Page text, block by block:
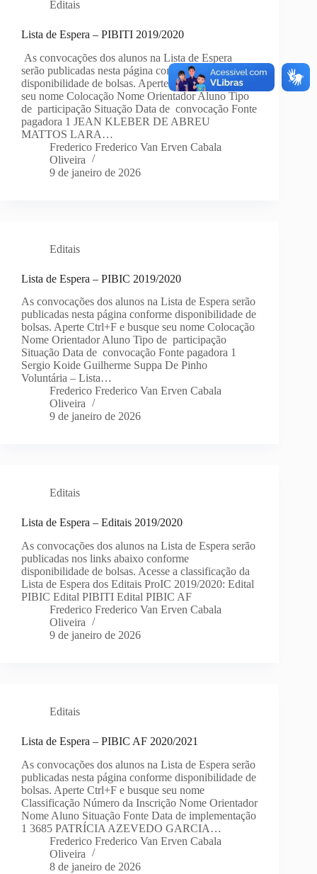
Editais
Lista de Espera – PIBITI 2019/2020
As convocações dos alunos na Lista de Espera
serão publicadas nesta página conforme
disponibilidade de bolsas. Aperte Ctrl+F e busque
seu nome Colocação Nome Orientador Aluno Tipo
de participação Situação Data de convocação Fonte
pagadora 1 JEAN KLEBER DE ABREU
MATTOS LARA…
Frederico Frederico Van Erven Cabala
Oliveira
9 de janeiro de 2026
Editais
Lista de Espera – PIBIC 2019/2020
As convocações dos alunos na Lista de Espera serão
publicadas nesta página conforme disponibilidade de
bolsas. Aperte Ctrl+F e busque seu nome Colocação
Nome Orientador Aluno Tipo de participação
Situação Data de convocação Fonte pagadora 1
Sergio Koide Guilherme Suppa De Pinho
Voluntária – Lista…
Frederico Frederico Van Erven Cabala
Oliveira
9 de janeiro de 2026
Editais
Lista de Espera – Editais 2019/2020
As convocações dos alunos na Lista de Espera serão
publicadas nos links abaixo conforme
disponibilidade de bolsas. Acesse a classificação da
Lista de Espera dos Editais ProIC 2019/2020: Edital
PIBIC Edital PIBITI Edital PIBIC AF
Frederico Frederico Van Erven Cabala
Oliveira
9 de janeiro de 2026
Editais
Lista de Espera – PIBIC AF 2020/2021
As convocações dos alunos na Lista de Espera serão
publicadas nesta página conforme disponibilidade de
bolsas. Aperte Ctrl+F e busque seu nome
Classificação Número da Inscrição Nome Orientador
Nome Aluno Situação Fonte Data de implementação
1 3685 PATRÍCIA AZEVEDO GARCIA…
Frederico Frederico Van Erven Cabala
Oliveira
8 de janeiro de 2026